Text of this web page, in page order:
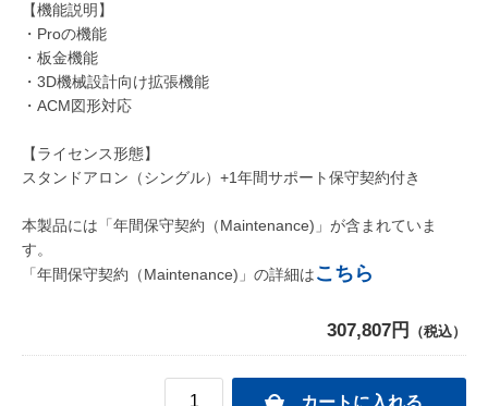
【機能説明】
・Proの機能
・板金機能
・3D機械設計向け拡張機能
・ACM図形対応
【ライセンス形態】
スタンドアロン（シングル）+1年間サポート保守契約付き
本製品には「年間保守契約（Maintenance)」が含まれていま
す。
「年間保守契約（Maintenance)」の詳細はこちら
307,807円 （税込）